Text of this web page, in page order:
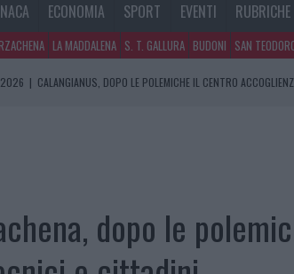
ECONOMIA SPORT EVENTI RUBRICHE
LA MADDALENA S. T. GALLURA BUDONI SAN
2026 | CALANGIANUS, DOPO LE POLEMICHE IL CENTRO
PINO, LA FINE DI UN LUNGO DOLORE: STORIA E RINASCITA DELLA
dopo le